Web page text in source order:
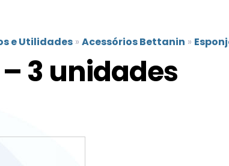
e Utilidades » Acessórios Bettanin »
3 unidades